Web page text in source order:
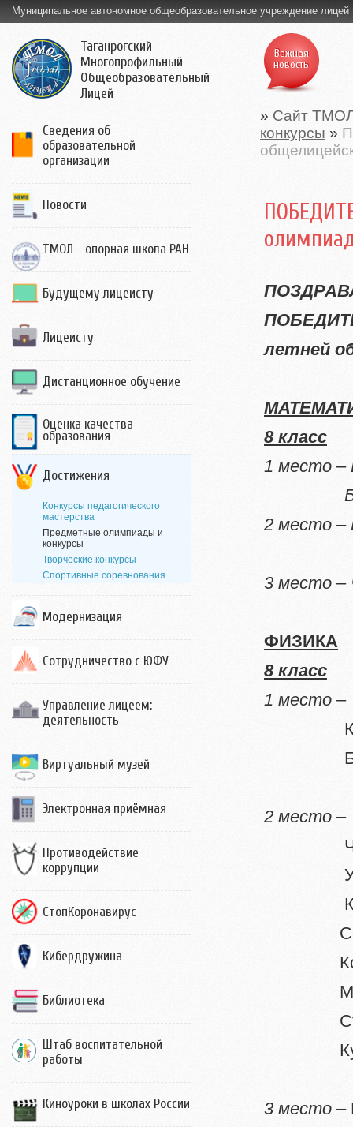
Муниципальное автономное общеобразовательное учреждение
Таганрогский
Многопрофильный
Общеобразовательный
Лицей
Сведения об
образовательной
организации
Новости
ТМОЛ - опорная школа РАН
Будущему лицеисту
Лицеисту
Дистанционное обучение
Оценка качества
образования
Достижения
Конкурсы педагогического
мастерства
Предметные олимпиады и
конкурсы
Творческие конкурсы
Спортивные соревнования
Модернизация
Сотрудничество с ЮФУ
Управление лицеем:
деятельность
Виртуальный музей
Электронная приёмная
Противодействие
коррупции
СтопКоронавирус
Кибердружина
Библиотека
Штаб воспитательной
работы
Киноуроки в школах России
Важная
новость
» Сайт
конкурсы »
летней
8 класс
1 место –
2 место –
3 место –
ФИЗИКА
8 класс
1 место
2 место
Уткин
Ким
Магин
3 место –